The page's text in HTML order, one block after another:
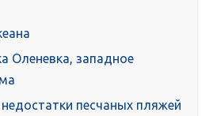
Оленевка, западное
песчаных пляжей